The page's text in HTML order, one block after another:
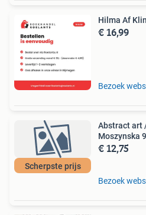
Hilma Af
€ 16,99
Bezoek
Scherpste prijs
Abstract art
Moszynska
€ 12,75
Bezoek